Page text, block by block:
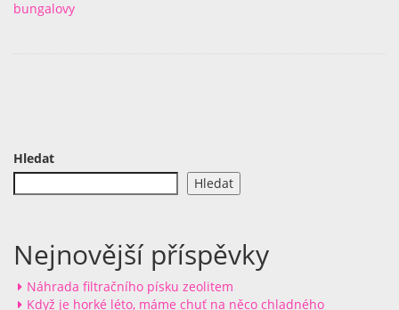
bungalovy
Hledat
Hledat
Nejnovější příspěvky
Náhrada filtračního písku zeolitem
Když je horké léto, máme chuť na něco chladného